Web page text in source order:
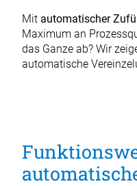
Mit automatischer
Maximum an
das Ganze ab? Wir
automatische